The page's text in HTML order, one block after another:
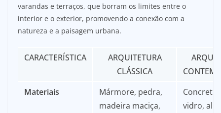
varandas e terraços, que borram os limites entre o
interior e o exterior, promovendo a conexão com a
natureza e a paisagem urbana.
CARACTERÍSTICA
ARQUITETURA
CLÁSSICA
Materiais
Mármore, pedra,
madeira maciça,
vidro,